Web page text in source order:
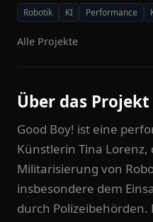
Robotik KI Performance
Alle Projekte
Über das Projekt
Good Boy! ist eine
Künstlerin Tina
Militarisierung von
insbesondere dem
durch